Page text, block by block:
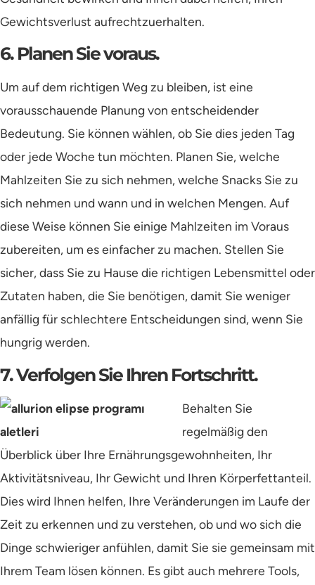
Gewichtsverlust aufrechtzuerhalten.
6. Planen Sie voraus.
Um auf dem richtigen Weg zu bleiben, ist eine
vorausschauende Planung von entscheidender
Bedeutung. Sie können wählen, ob Sie dies jeden Tag
oder jede Woche tun möchten. Planen Sie, welche
Mahlzeiten Sie zu sich nehmen, welche Snacks Sie zu
sich nehmen und wann und in welchen Mengen. Auf
diese Weise können Sie einige Mahlzeiten im Voraus
zubereiten, um es einfacher zu machen. Stellen Sie
sicher, dass Sie zu Hause die richtigen Lebensmittel oder
Zutaten haben, die Sie benötigen, damit Sie weniger
anfällig für schlechtere Entscheidungen sind, wenn Sie
hungrig werden.
7. Verfolgen Sie Ihren Fortschritt.
Behalten Sie
regelmäßig den
Überblick über Ihre Ernährungsgewohnheiten, Ihr
Aktivitätsniveau, Ihr Gewicht und Ihren Körperfettanteil.
Dies wird Ihnen helfen, Ihre Veränderungen im Laufe der
Zeit zu erkennen und zu verstehen, ob und wo sich die
Dinge schwieriger anfühlen, damit Sie sie gemeinsam mit
Ihrem Team lösen können. Es gibt auch mehrere Tools,